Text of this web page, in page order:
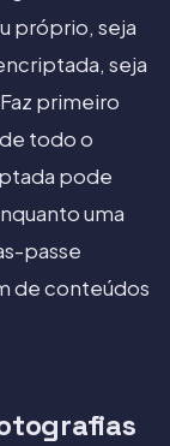
próprio, seja
seja
primeiro
todo o
pode
uma
passe
de conteúdos